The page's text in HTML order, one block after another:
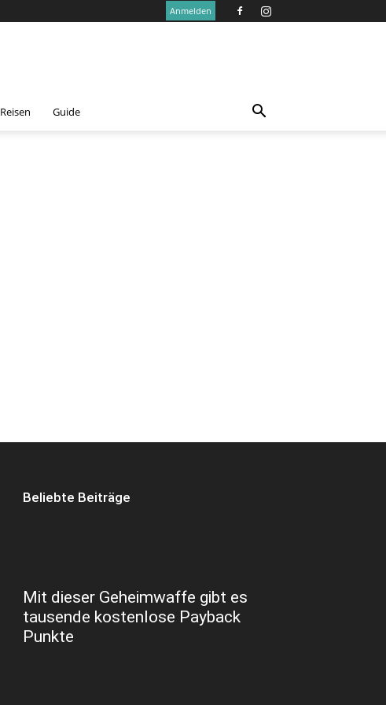
Anmelden
Reisen Guide
Beliebte Beiträge
Mit dieser Geheimwaffe gibt es
tausende kostenlose Payback
Punkte